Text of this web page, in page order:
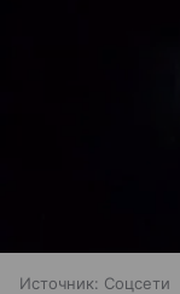
Источник: Соцсети